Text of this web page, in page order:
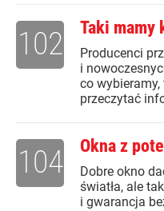
Taki mamy
Producenci
i
co
przeczytać
102
Okna z
Dobre okno
światła, ale
i gwarancja
104